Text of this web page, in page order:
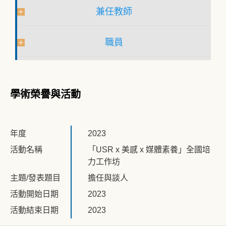
兼任教師
職員
學術榮譽與活動
年度
2023
活動名稱
「USR x 美感 x 媒體素養」全國培
力工作坊
主題/發表題目
擔任與談人
活動開始日期
2023
活動結束日期
2023